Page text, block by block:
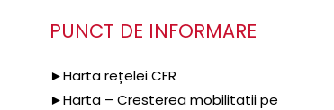
PUNCT DE INFORMARE
►Harta rețelei CFR
►Harta – Cresterea mobilitatii pe